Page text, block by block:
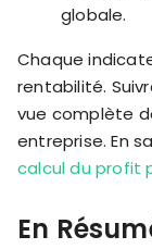
globale.
Chaque
rentabilité.
vue complète
entreprise. En
calcul du profit
En